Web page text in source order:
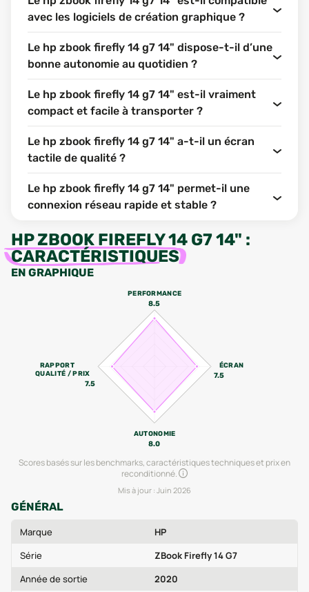
avec les logiciels de création graphique ?
Le hp zbook firefly 14 g7 14" dispose-t-il d’une
bonne autonomie au quotidien ?
Le hp zbook firefly 14 g7 14" est-il vraiment
compact et facile à transporter ?
Le hp zbook firefly 14 g7 14" a-t-il un écran
tactile de qualité ?
Le hp zbook firefly 14 g7 14" permet-il une
connexion réseau rapide et stable ?
HP ZBOOK FIREFLY 14 G7 14" :
CARACTÉRISTIQUES
EN GRAPHIQUE
PERFORMANCE
8.5
ÉCRAN
7.5
AUTONOMIE
8.0
RAPPORT
QUALITÉ / PRIX
7.5
Scores basés sur les benchmarks, caractéristiques techniques et prix en
reconditionné.
Mis à jour : Juin 2026
GÉNÉRAL
Marque
HP
Série
ZBook Firefly 14 G7
Année de sortie
2020